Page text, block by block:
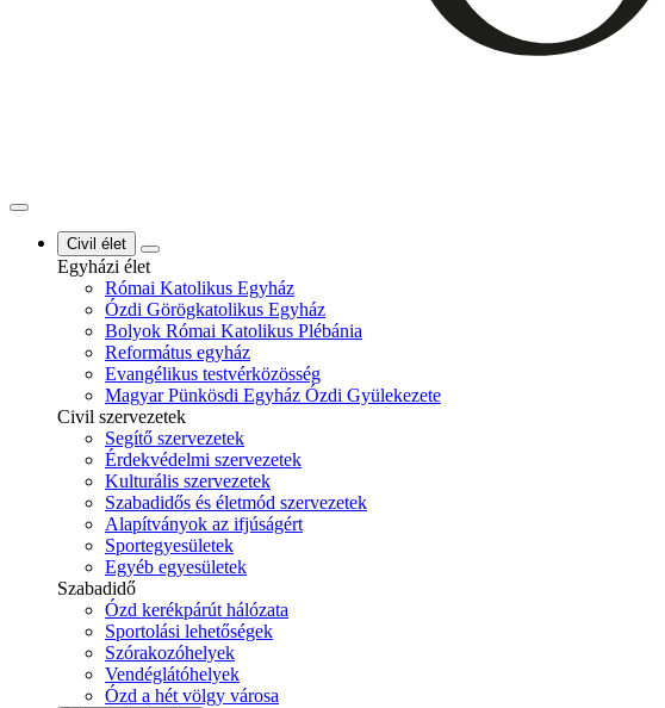
Civil élet
Egyházi élet
Római Katolikus Egyház
Ózdi Görögkatolikus Egyház
Bolyok Római Katolikus Plébánia
Református egyház
Evangélikus testvérközösség
Magyar Pünkösdi Egyház Ózdi Gyülekezete
Civil szervezetek
Segítő szervezetek
Érdekvédelmi szervezetek
Kulturális szervezetek
Szabadidős és életmód szervezetek
Alapítványok az ifjúságért
Sportegyesületek
Egyéb egyesületek
Szabadidő
Ózd kerékpárút hálózata
Sportolási lehetőségek
Szórakozóhelyek
Vendéglátóhelyek
Ózd a hét völgy városa